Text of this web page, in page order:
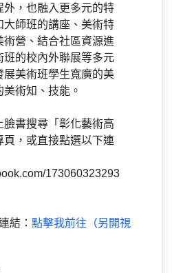
動：本校美術班除了既
外，也融入更多元的特
大師班的講座、美術特
術營、結合社區資源進
班的校內外聯展等多元
美術班學生寬廣的美
臉書搜尋「彰化藝術高
，或直接點選以下連
173060323293
結：